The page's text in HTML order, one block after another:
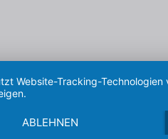
Website-Tracking-
ABLEHNEN